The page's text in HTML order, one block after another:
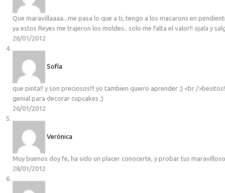
Que maravillaaaa...me pasa lo que a ti, tengo a los macarons en
ya estos Reyes me trajeron los moldes.. solo me falta el valor!! ojala y
26/01/2012
Sofía
que pinta!! y son preciosos!!! yo tambien quiero aprender ;) <br /
genial para decorar cupcakes ;)
26/01/2012
Verónica
Muy buenos doy fe, ha sido un placer conocerte, y probar tus
28/01/2012